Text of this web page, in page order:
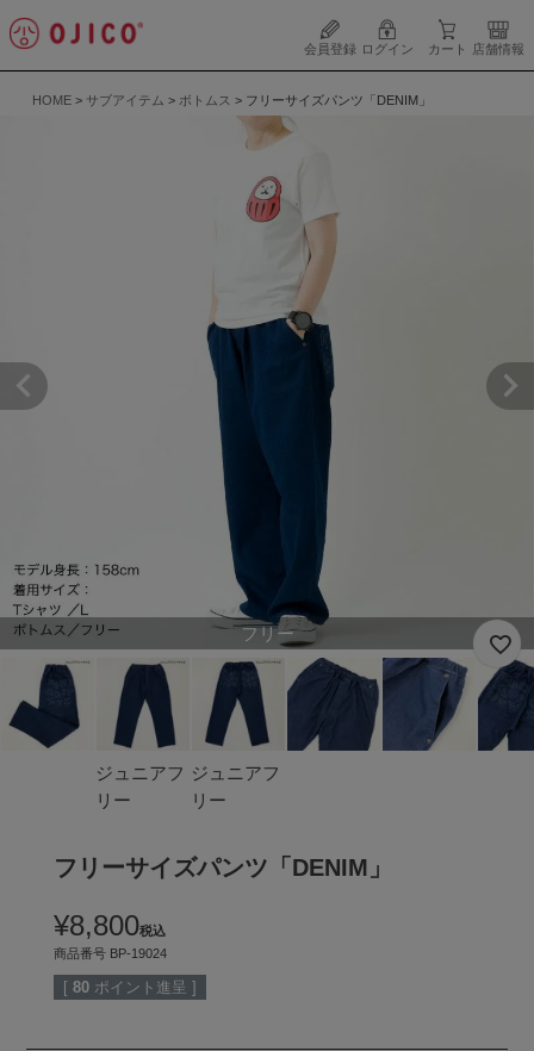
会員登録 ログイン カート 店舗情報
HOME サブアイテム ボトムス フリーサイズパンツ「DENIM」
フリー
ジュニアフ
リー
ジュニアフ
リー
フリーサイズパンツ「DENIM」
¥8,800税込
商品番号 BP-19024
[ 80 ポイント進呈 ]